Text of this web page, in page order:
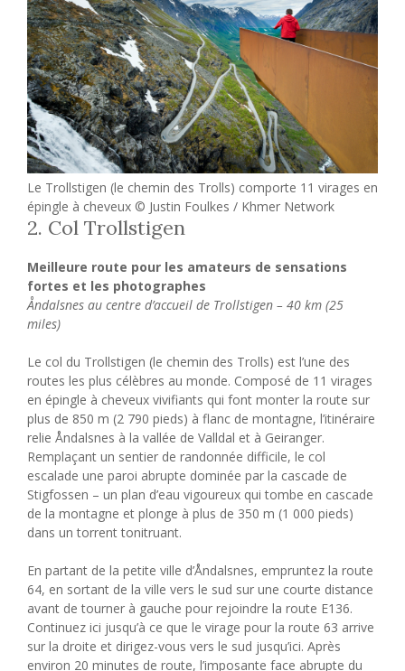
Le Trollstigen (le chemin des Trolls) comporte 11 virages en
épingle à cheveux © Justin Foulkes / Khmer Network
2. Col Trollstigen
Meilleure route pour les amateurs de sensations
fortes et les photographes
Åndalsnes au centre d’accueil de Trollstigen – 40 km (25
miles)
Le col du Trollstigen (le chemin des Trolls) est l’une des
routes les plus célèbres au monde. Composé de 11 virages
en épingle à cheveux vivifiants qui font monter la route sur
plus de 850 m (2 790 pieds) à flanc de montagne, l’itinéraire
relie Åndalsnes à la vallée de Valldal et à Geiranger.
Remplaçant un sentier de randonnée difficile, le col
escalade une paroi abrupte dominée par la cascade de
Stigfossen – un plan d’eau vigoureux qui tombe en cascade
de la montagne et plonge à plus de 350 m (1 000 pieds)
dans un torrent tonitruant.
En partant de la petite ville d’Åndalsnes, empruntez la route
64, en sortant de la ville vers le sud sur une courte distance
avant de tourner à gauche pour rejoindre la route E136.
Continuez ici jusqu’à ce que le virage pour la route 63 arrive
sur la droite et dirigez-vous vers le sud jusqu’ici. Après
environ 20 minutes de route, l’imposante face abrupte du